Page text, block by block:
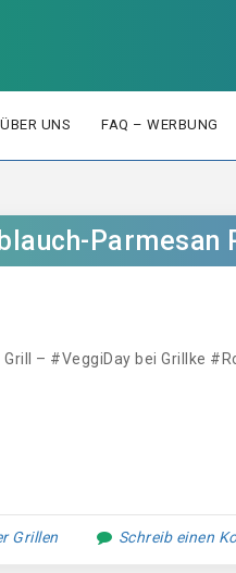
ÜBER UNS FAQ – WERBUNG
Parmesan
– #VeggiDay bei Grillke
Grillen Schreib einen